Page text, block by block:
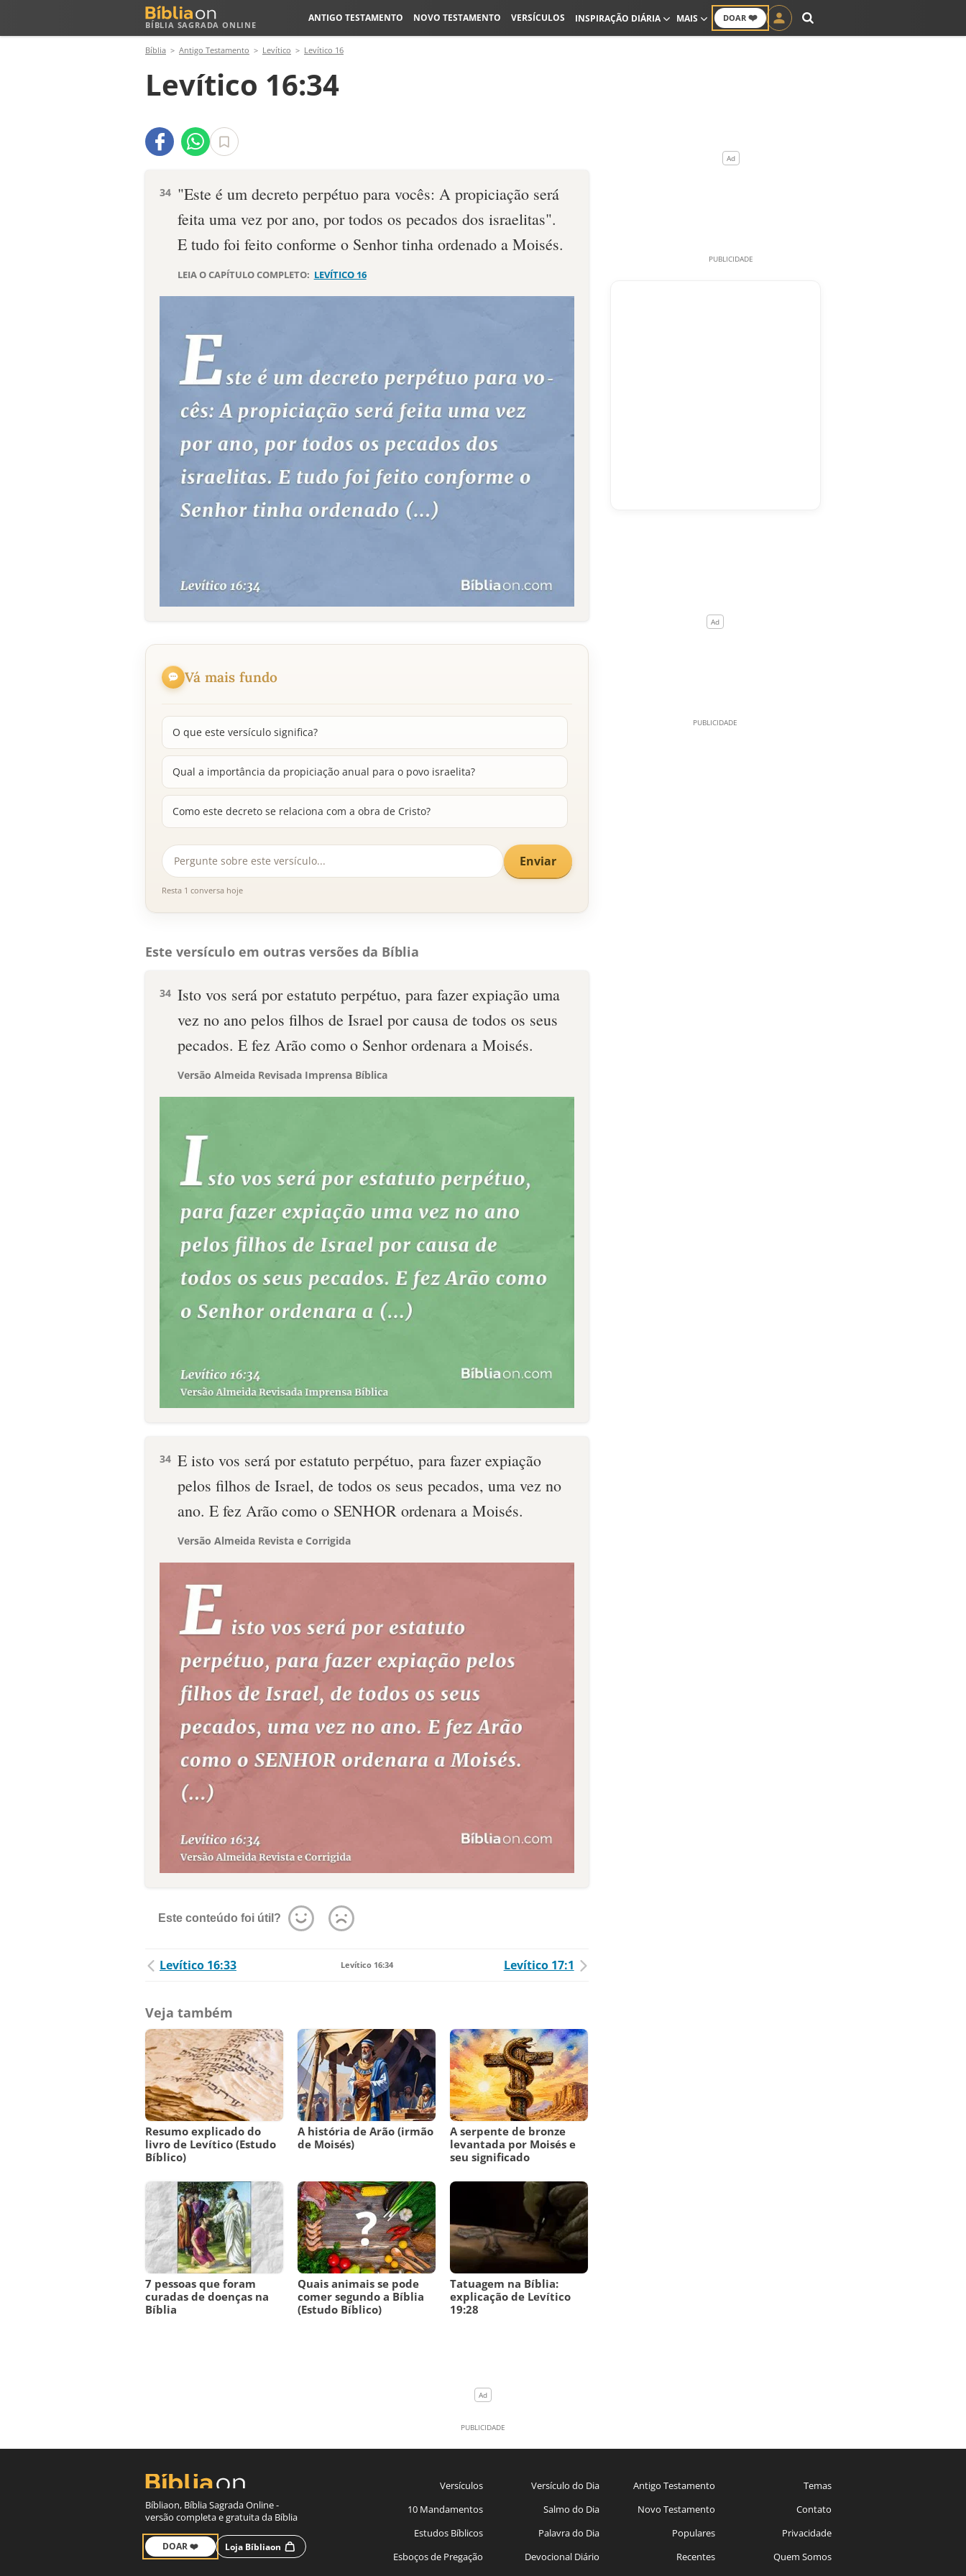
BÍBLIA SAGRADA ONLINE
DOAR ❤️
ANTIGO TESTAMENTO NOVO TESTAMENTO VERSÍCULOS INSPIRAÇÃO DIÁRIA MAIS
Bíblia Antigo Testamento Levítico Levítico 16
Levítico 16:34
34 "Este é um decreto perpétuo para vo­cês: A propiciação será
feita uma vez por ano, por todos os pecados dos israelitas".
E tudo foi feito conforme o Senhor tinha ordenado a Moisés.
LEIA O CAPÍTULO COMPLETO: LEVÍTICO 16
Vá mais fundo
O que este versículo significa?
Qual a importância da propiciação anual para o povo israelita?
Como este decreto se relaciona com a obra de Cristo?
Enviar
Resta 1 conversa hoje
Este versículo em outras versões da Bíblia
34 Isto vos será por estatuto perpétuo, para fazer expiação uma
vez no ano pelos filhos de Israel por causa de todos os seus
pecados. E fez Arão como o Senhor ordenara a Moisés.
Versão Almeida Revisada Imprensa Bíblica
34 E isto vos será por estatuto perpétuo, para fazer expiação
pelos filhos de Israel, de todos os seus pecados, uma vez no
ano. E fez Arão como o SENHOR ordenara a Moisés.
Versão Almeida Revista e Corrigida
Este conteúdo foi útil?
Levítico 16:33 Levítico 16:34 Levítico 17:1
Veja também
Resumo explicado do
livro de Levítico (Estudo
Bíblico)
A história de Arão (irmão
de Moisés)
A serpente de bronze
levantada por Moisés e
seu significado
7 pessoas que foram
curadas de doenças na
Bíblia
Quais animais se pode
comer segundo a Bíblia
(Estudo Bíblico)
Tatuagem na Bíblia:
explicação de Levítico
19:28
Bíbliaon, Bíblia Sagrada Online -
versão completa e gratuita da Bíblia
DOAR ❤️ Loja Bíbliaon
Versículos
10 Mandamentos
Estudos Bíblicos
Esboços de Pregação
Versículo do Dia
Salmo do Dia
Palavra do Dia
Devocional Diário
Antigo Testamento
Novo Testamento
Populares
Recentes
Temas
Contato
Privacidade
Quem Somos